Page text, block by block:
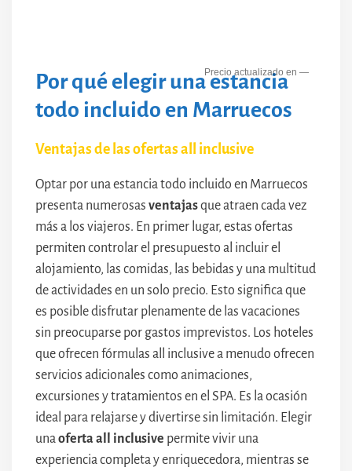
—
Por qué elegir una estancia
todo incluido en Marruecos
Ventajas de las ofertas all inclusive
Optar por una estancia todo incluido en Marruecos
presenta numerosas ventajasque atraen cada vez
más a los viajeros. En primer lugar, estas ofertas
permiten controlar el presupuesto al incluir el
alojamiento, las comidas, las bebidas y una multitud
de actividades en un solo precio. Esto significa que
es posible disfrutar plenamente de las vacaciones
sin preocuparse por gastos imprevistos. Los hoteles
que ofrecen fórmulas all inclusive a menudo ofrecen
servicios adicionales como animaciones,
excursiones y tratamientos en el SPA. Es la ocasión
ideal para relajarse y divertirse sin limitación. Elegir
unaoferta all inclusive permite vivir una
experiencia completa y enriquecedora, mientras se